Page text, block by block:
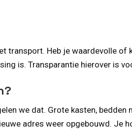
transport. Heb je waardevolle of
is. Transparantie hierover is
we dat. Grote kasten,
adres weer opgebouwd. Je